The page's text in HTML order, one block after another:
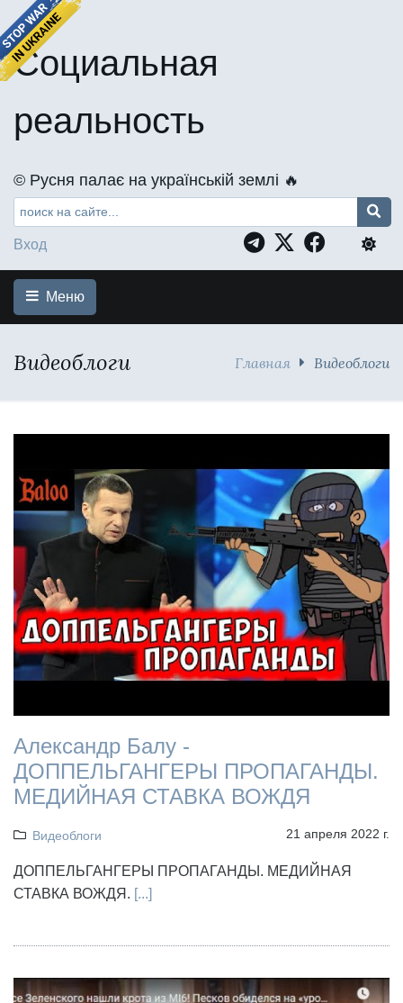
Социальная
реальность
©️ Русня палає на українській землі 🔥
Вход
Меню
Видеоблоги Главная Видеоблоги
Александр Балу -
ДОППЕЛЬГАНГЕРЫ ПРОПАГАНДЫ.
МЕДИЙНАЯ СТАВКА ВОЖДЯ
Видеоблоги 21 апреля 2022 г.
ДОППЕЛЬГАНГЕРЫ ПРОПАГАНДЫ. МЕДИЙНАЯ
СТАВКА ВОЖДЯ. [...]